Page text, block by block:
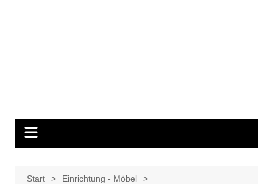
Start
Einrichtung - Möbel